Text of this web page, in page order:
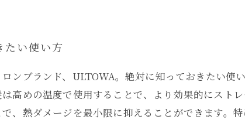
い使い方
ンブランド、ULTOWA。絶対に知っておきたい
高めの温度で使用することで、より効果的にスト
、熱ダメージを最小限に抑えることができます。